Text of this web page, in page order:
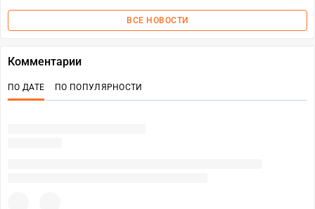
ВСЕ НОВОСТИ
Комментарии
ПО ДАТЕ ПО ПОПУЛЯРНОСТИ